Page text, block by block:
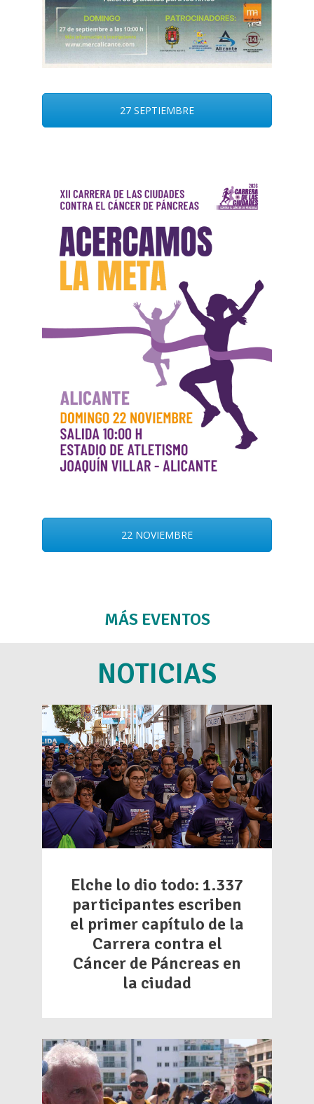
27 SEPTIEMBRE
22 NOVIEMBRE
MÁS EVENTOS
NOTICIAS
Elche lo dio todo: 1.337
participantes escriben
el primer capítulo de la
Carrera contra el
Cáncer de Páncreas en
la ciudad